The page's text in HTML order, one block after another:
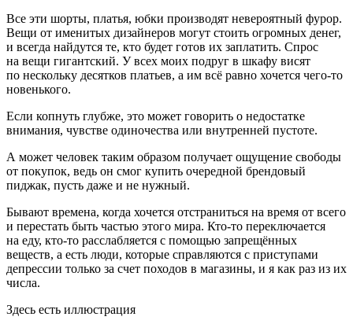
Все эти шорты, платья, юбки производят невероятный фурор.
Вещи от именитых дизайнеров могут стоить огромных денег,
и всегда найдутся те, кто будет готов их заплатить. Спрос
на вещи гигантский. У всех моих подруг в шкафу висят
по нескольку десятков платьев, а им всё равно хочется чего-то
новенького.
Если копнуть глубже, это может говорить о недостатке
внимания, чувстве одиночества или внутренней пустоте.
А может человек таким образом получает ощущение свободы
от покупок, ведь он смог купить очередной брендовый
пиджак, пусть даже и не нужный.
Бывают времена, когда хочется отстраниться на время от всего
и перестать быть частью этого мира. Кто-то переключается
на еду, кто-то расслабляется с помощью запрещённых
веществ, а есть люди, которые справляются с приступами
депрессии только за счет походов в магазины, и я как раз из их
числа.
Здесь есть иллюстрация